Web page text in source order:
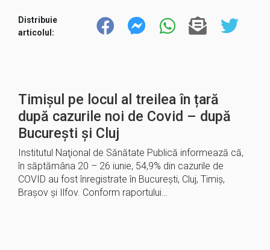
Distribuie
articolul:
Timișul pe locul al treilea în țară
după cazurile noi de Covid – după
Bucureşti și Cluj
Institutul Naţional de Sănătate Publică informează că,
în săptămâna 20 – 26 iunie, 54,9% din cazurile de
COVID au fost înregistrate în Bucureşti, Cluj, Timiş,
Braşov şi Ilfov. Conform raportului…